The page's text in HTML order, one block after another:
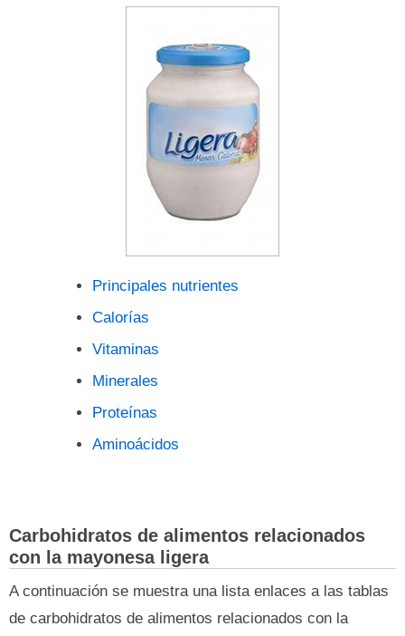
Principales nutrientes
Calorías
Vitaminas
Minerales
Proteínas
Aminoácidos
Carbohidratos de alimentos relacionados
con la mayonesa ligera
A continuación se muestra una lista enlaces a las tablas
de carbohidratos de alimentos relacionados con la